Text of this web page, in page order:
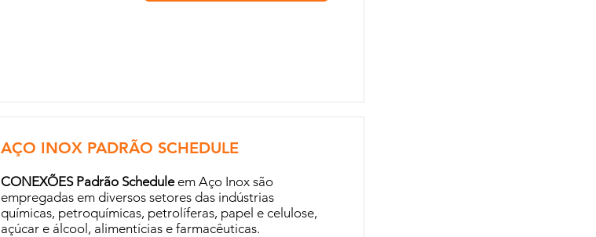
AÇO INOX PADRÃO SCHEDULE
CONEXÕES Padrão Scheduleem Aço Inox são
empregadas em diversos setores das indústrias
químicas, petroquímicas, petrolíferas, papel e celulose,
açúcar e álcool, alimentícias e farmacêuticas.